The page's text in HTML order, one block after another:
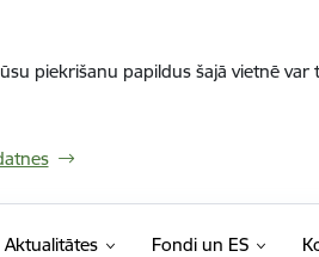
piekrišanu papildus šajā vietnē
Aktualitātes Fondi un ES